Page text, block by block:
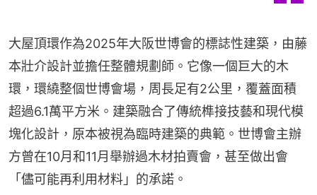
大屋頂環作為2025年大阪世博會的標誌性建築，由藤
本壯介設計並擔任整體規劃師。它像一個巨大的木
環，環繞整個世博會場，周長足有2公里，覆蓋面積
超過6.1萬平方米。建築融合了傳統榫接技藝和現代模
塊化設計，原本被視為臨時建築的典範。世博會主辦
方曾在10月和11月舉辦過木材拍賣會，甚至做出會
「儘可能再利用材料」的承諾。